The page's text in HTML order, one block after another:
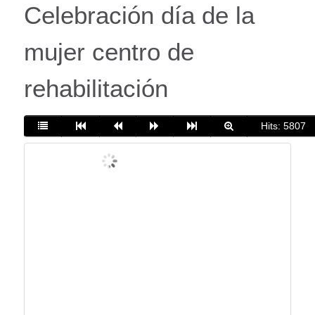
Celebración día de la
mujer centro de
rehabilitación
Hits: 5807